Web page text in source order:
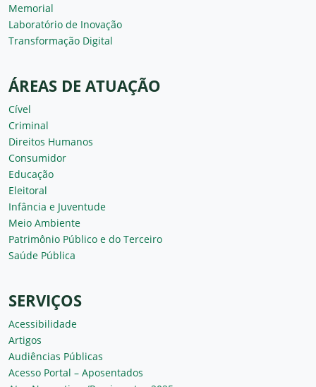
Memorial
Laboratório de Inovação
Transformação Digital
ÁREAS DE ATUAÇÃO
Cível
Criminal
Direitos Humanos
Consumidor
Educação
Eleitoral
Infância e Juventude
Meio Ambiente
Patrimônio Público e do Terceiro
Saúde Pública
SERVIÇOS
Acessibilidade
Artigos
Audiências Públicas
Acesso Portal – Aposentados